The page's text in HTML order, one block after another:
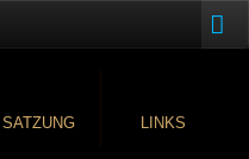
SATZUNG LINKS